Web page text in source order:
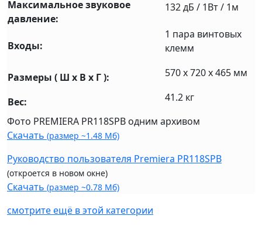
Максимальное звуковое
давление:
132 дБ / 1Вт / 1м
Входы:
1 пара винтовых
клемм
Размеры ( Ш x В x Г ): 570 x 720 x 465 мм
Вес:
41.2 кг
Фото PREMIERA PR118SPB одним архивом
Скачать (размер ~1.48 Мб)
Руководство пользователя Premiera PR118SPB
(откроется в новом окне)
Скачать (размер ~0.78 Мб)
смотрите ещё в этой категории